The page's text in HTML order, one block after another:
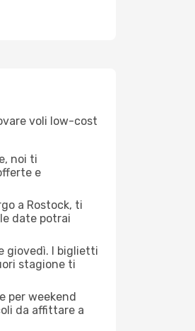
voli low-cost
noi ti
e
a Rostock, ti
date potrai
giovedì. I biglietti
stagione ti
per weekend
da affittare a